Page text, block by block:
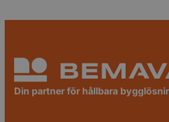
Din partner för hållbara